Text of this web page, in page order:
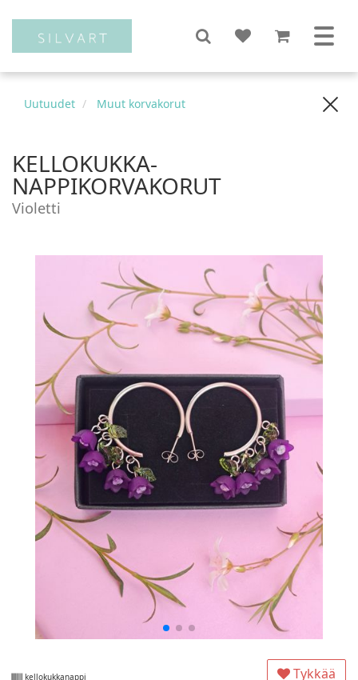
Uutuudet Muut korvakorut
KELLOKUKKA-
NAPPIKORVAKORUT
Violetti
Tykkää
kellokukkanappi